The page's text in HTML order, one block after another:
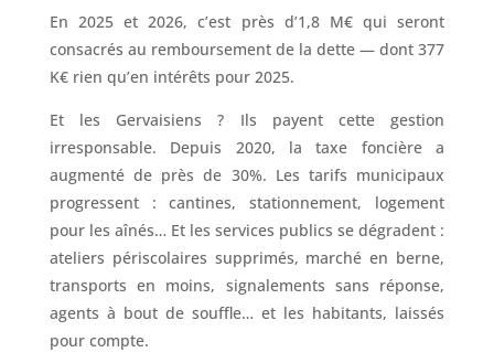
En 2025 et 2026, c’est près d’1,8 M€ qui seront
consacrés au remboursement de la dette — dont 377
K€ rien qu’en intérêts pour 2025.
Et les Gervaisiens ? Ils payent cette gestion
irresponsable. Depuis 2020, la taxe foncière a
augmenté de près de 30%. Les tarifs municipaux
progressent : cantines, stationnement, logement
pour les aînés… Et les services publics se dégradent :
ateliers périscolaires supprimés, marché en berne,
transports en moins, signalements sans réponse,
agents à bout de souffle… et les habitants, laissés
pour compte.